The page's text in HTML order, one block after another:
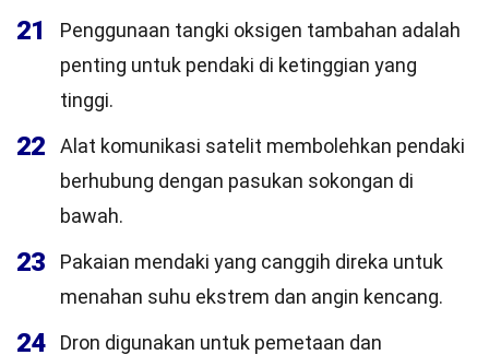
21
Penggunaan tangki oksigen tambahan adalah
penting untuk pendaki di ketinggian yang
tinggi.
22
Alat komunikasi satelit membolehkan pendaki
berhubung dengan pasukan sokongan di
bawah.
23
Pakaian mendaki yang canggih direka untuk
menahan suhu ekstrem dan angin kencang.
24
Dron digunakan untuk pemetaan dan